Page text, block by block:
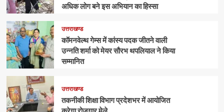
अधिक लोग बने इस अभियान का हिस्सा
उत्तराखण्ड
कॉमनवेल्थ गेम्स में कांस्य पदक जीतने वाली
उन्नति शर्मा को मेयर सौरभ थपलियाल ने किया
सम्मानित
उत्तराखण्ड
तकनीकी शिक्षा विभाग प्रदेशभर में आयोजित